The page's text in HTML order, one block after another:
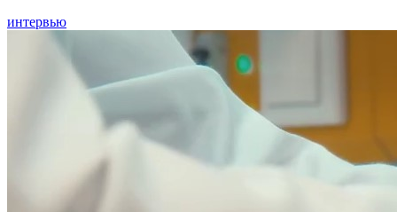
интервью